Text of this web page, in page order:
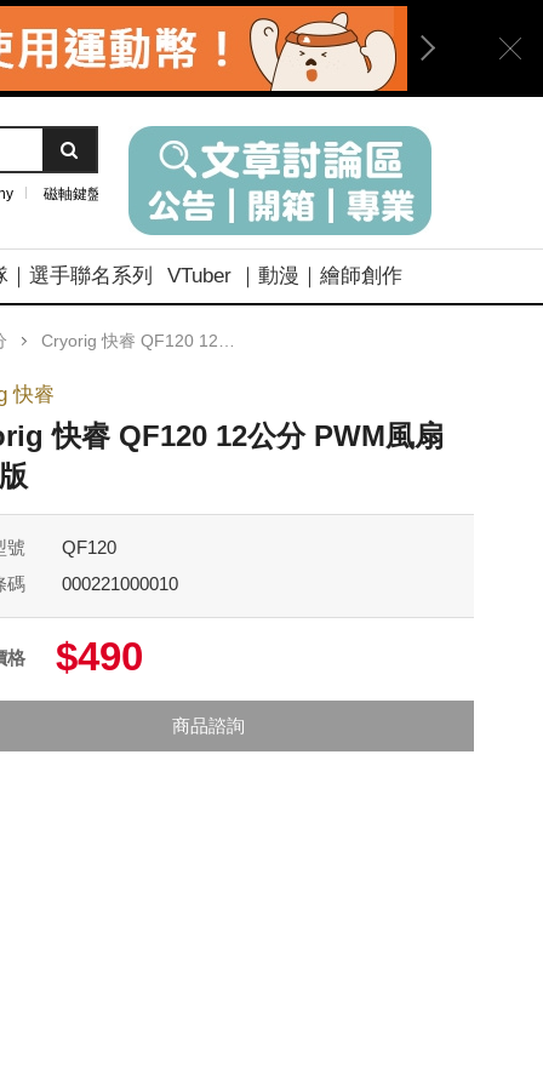
磁軸鍵盤
｜選手聯名系列 VTuber ｜動漫｜繪師創作
Cryorig 快睿 QF120 12公分 PWM風扇 高效版
快睿
快睿 QF120 12公分 PWM風扇
號
QF120
碼
000221000010
格 $490
商品諮詢